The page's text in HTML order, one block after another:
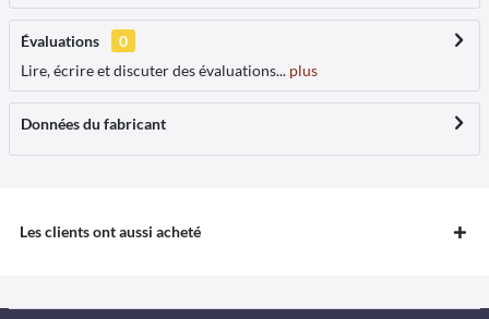
Évaluations
0
Lire, écrire et discuter des évaluations... plus
Données du fabricant
Les clients ont aussi acheté